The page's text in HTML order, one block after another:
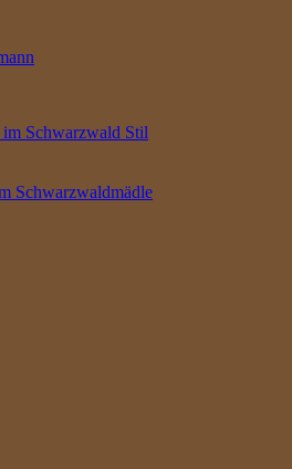
im Schwarzwald Stil
Schwarzwaldmädle